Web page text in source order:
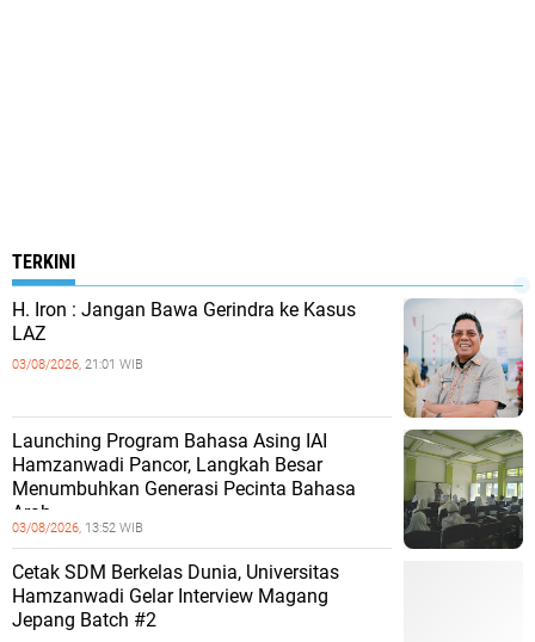
TERKINI
H. Iron : Jangan Bawa Gerindra ke Kasus
LAZ
03/08/2026, 21:01 WIB
Launching Program Bahasa Asing IAI
Hamzanwadi Pancor, Langkah Besar
Menumbuhkan Generasi Pecinta Bahasa
Arab
03/08/2026, 13:52 WIB
Cetak SDM Berkelas Dunia, Universitas
Hamzanwadi Gelar Interview Magang
Jepang Batch #2